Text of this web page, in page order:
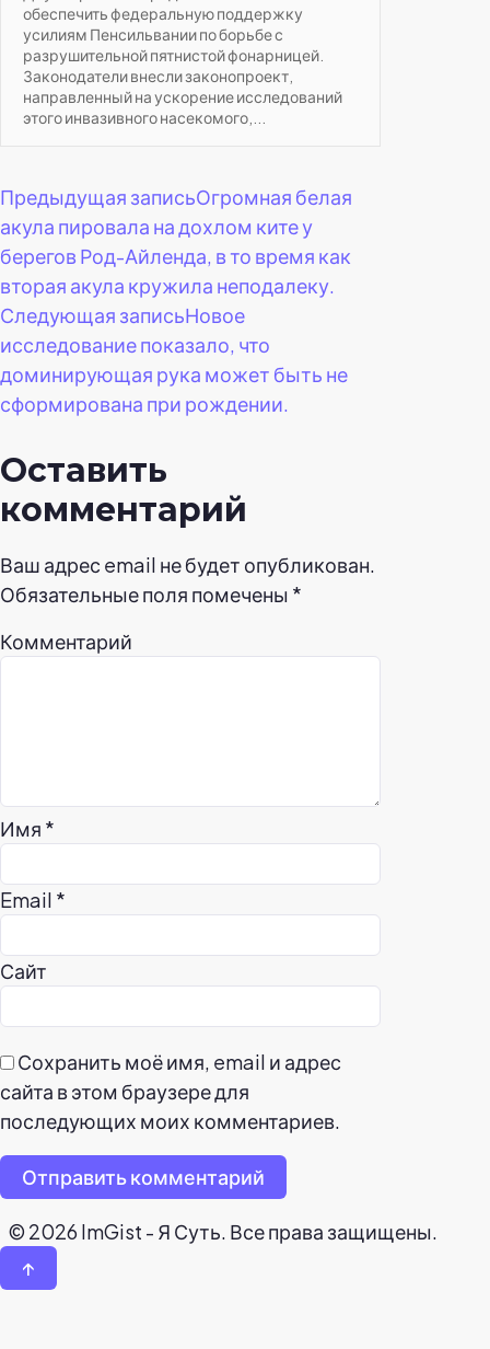
обеспечить федеральную поддержку
усилиям Пенсильвании по борьбе с
разрушительной пятнистой фонарницей.
Законодатели внесли законопроект,
направленный на ускорение исследований
этого инвазивного насекомого,...
Навигация
по
записям
Предыдущая записьОгромная белая
акула пировала на дохлом ките у
берегов Род-Айленда, в то время как
вторая акула кружила неподалеку.
Следующая записьНовое
исследование показало, что
доминирующая рука может быть не
сформирована при рождении.
Оставить
комментарий
Ваш адрес email не будет опубликован.
Обязательные поля помечены *
Комментарий
Имя *
Email *
Сайт
Сохранить моё имя, email и адрес
сайта в этом браузере для
последующих моих комментариев.
Отправить комментарий
© 2026 ImGist - Я Суть. Все права защищены.
↑